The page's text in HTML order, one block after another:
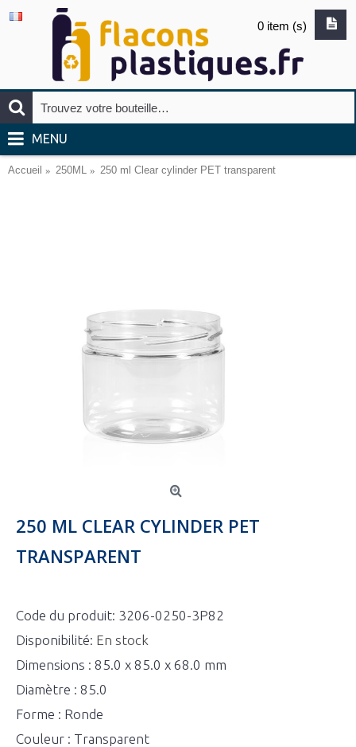
0 item (s)
MENU
Accueil 250ML 250 ml Clear cylinder PET transparent
250 ML CLEAR CYLINDER PET
TRANSPARENT
Code du produit: 3206-0250-3P82
Disponibilité: En stock
Dimensions : 85.0 x 85.0 x 68.0 mm
Diamètre : 85.0
Forme : Ronde
Couleur : Transparent